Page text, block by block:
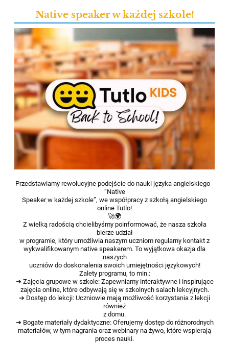
Native speaker w każdej szkole!
Przedstawiamy rewolucyjne podejście do nauki języka angielskiego -
“Native
Speaker w każdej szkole”, we współpracy z szkołą angielskiego
online Tutlo!
🚀🌍
Z wielką radością chcielibyśmy poinformować, że nasza szkoła
bierze udział
w programie, który umożliwia naszym uczniom regularny kontakt z
wykwalifikowanym native speakerem. To wyjątkowa okazja dla
naszych
uczniów do doskonalenia swoich umiejętności językowych!
Zalety programu, to min.:
➔ Zajęcia grupowe w szkole: Zapewniamy interaktywne i inspirujące
zajęcia online, które odbywają się w szkolnych salach lekcyjnych.
➔ Dostęp do lekcji: Uczniowie mają możliwość korzystania z lekcji
również
z domu.
➔ Bogate materiały dydaktyczne: Oferujemy dostęp do różnorodnych
materiałów, w tym nagrania oraz webinary na żywo, które wspierają
proces nauki.